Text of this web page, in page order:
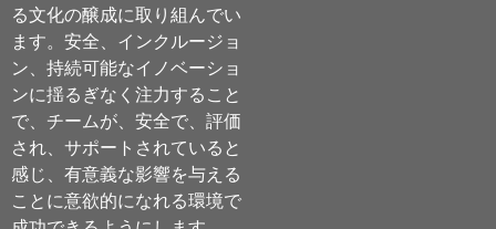
る文化の醸成に取り組んでい
ます。安全、インクルージョ
ン、持続可能なイノベーショ
ンに揺るぎなく注力すること
で、チームが、安全で、評価
され、サポートされていると
感じ、有意義な影響を与える
ことに意欲的になれる環境で